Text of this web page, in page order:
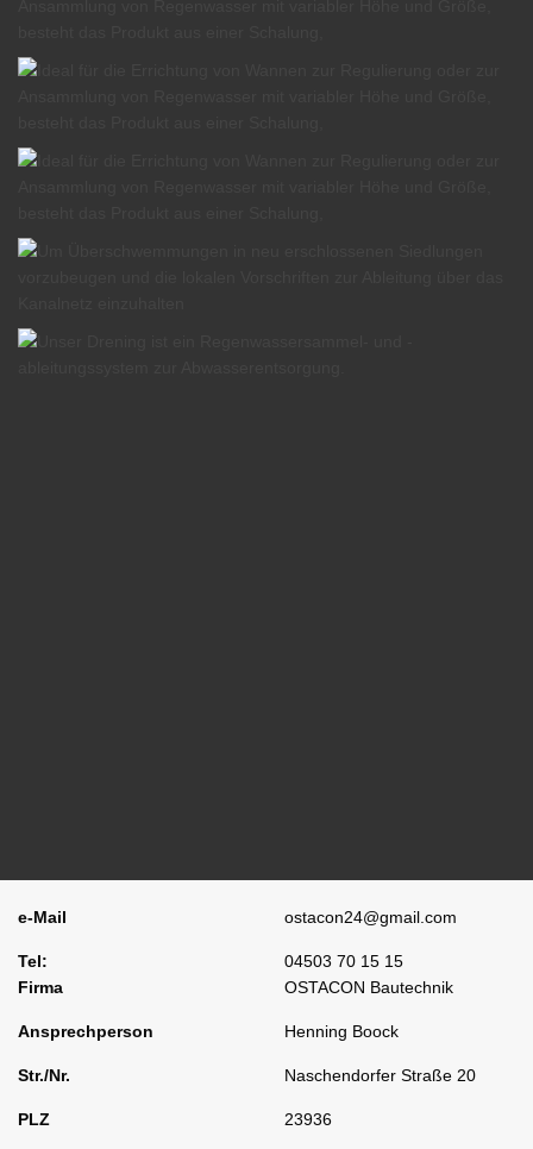
e-Mail ostacon24@gmail.com
Tel:
04503 70 15 15
Firma
OSTACON Bautechnik
Ansprechperson Henning Boock
Str./Nr. Naschendorfer Straße 20
PLZ 23936